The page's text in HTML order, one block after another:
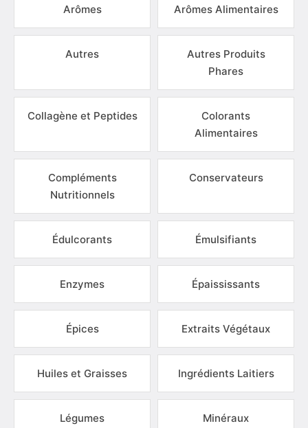
Arômes Arômes Alimentaires
Autres
Autres Produits
Phares
Collagène et Peptides
Colorants
Alimentaires
Compléments
Nutritionnels
Conservateurs
Édulcorants Émulsifiants
Enzymes Épaississants
Épices Extraits Végétaux
Huiles et Graisses Ingrédients Laitiers
Légumes
Minéraux